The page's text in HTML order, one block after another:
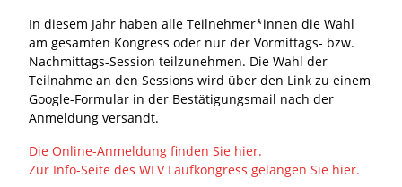
In diesem Jahr haben alle Teilnehmer*innen die Wahl
am gesamten Kongress oder nur der Vormittags- bzw.
Nachmittags-Session teilzunehmen. Die Wahl der
Teilnahme an den Sessions wird über den Link zu einem
Google-Formular in der Bestätigungsmail nach der
Anmeldung versandt.
Die Online-Anmeldung finden Sie hier.
Zur Info-Seite des WLV Laufkongress gelangen Sie hier.